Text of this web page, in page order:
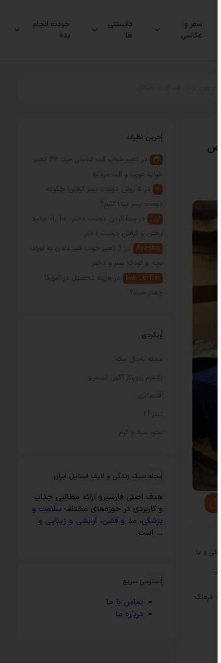
سفر و
عکاسی
دانستنی
ها
خودت انجام
بده
بین بردن فضای دیجیتال
و با
فرهنگ
آخرین نظرات
در
تعبیر خواب آلت تناسلی مرد: 36 تعبیر
خواب عورت و آلت مردانه
X در
5 روش دوست پسر گرفتن؛ چگونه
دوست پسر پیدا کنیم؟
آرش در
پیدا کردن دوست دختر: 10 راه جدید
یافتن و گرفتن دوست دختر
Ayesha
در
9 تعبیر خواب شیر دادن به نوزاد،
بچه و کودک پسر و دختر
live _erfan
در
هزینه تحصیل در آمریکا
چقدر است؟
وبگردی
مجله باحال مگ
پلتفرم رپورتاژ آگهی تسمینو
اقتصادی
تیتر24
بخور سرد و گرم
مجله سبک زندگی و لایف استایل ایران
هدف اصلی فارسیرو ارائه مطالبی جذاب
و کاربردی در حوزه‌های مختلف سلامت و
پزشکی، مد و فشن، آرایشی و زیبایی و
… است.
دسترسی سریع
تماس با ما
درباره ما